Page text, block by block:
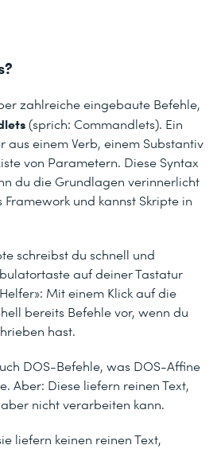
zahlreiche eingebaute Befehle,
(sprich: Commandlets). Ein
aus einem Verb, einem Substantiv
von Parametern. Diese Syntax
du die Grundlagen verinnerlicht
und kannst Skripte in
schreibst du schnell und
auf deiner Tastatur
Mit einem Klick auf die
bereits Befehle vor, wenn du
hast.
DOS-Befehle, was DOS-Affine
Aber: Diese liefern reinen Text,
nicht verarbeiten kann.
liefern keinen reinen Text,